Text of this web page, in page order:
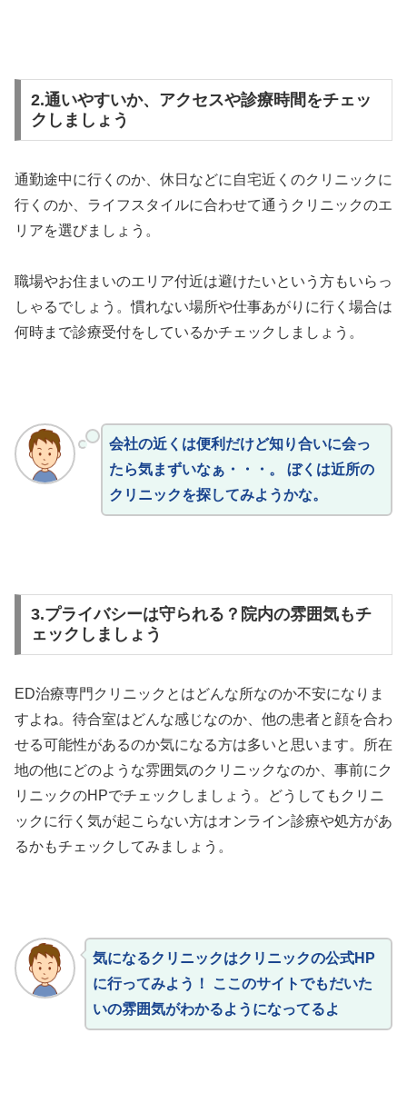
2.通いやすいか、アクセスや診療時間をチェッ
クしましょう
通勤途中に行くのか、休日などに自宅近くのクリニックに
行くのか、ライフスタイルに合わせて通うクリニックのエ
リアを選びましょう。
職場やお住まいのエリア付近は避けたいという方もいらっ
しゃるでしょう。慣れない場所や仕事あがりに行く場合は
何時まで診療受付をしているかチェックしましょう。
会社の近くは便利だけど知り合いに会っ
たら気まずいなぁ・・・。 ぼくは近所の
クリニックを探してみようかな。
3.プライバシーは守られる？院内の雰囲気もチ
ェックしましょう
ED治療専門クリニックとはどんな所なのか不安になりま
すよね。待合室はどんな感じなのか、他の患者と顔を合わ
せる可能性があるのか気になる方は多いと思います。所在
地の他にどのような雰囲気のクリニックなのか、事前にク
リニックのHPでチェックしましょう。どうしてもクリニ
ックに行く気が起こらない方はオンライン診療や処方があ
るかもチェックしてみましょう。
気になるクリニックはクリニックの公式HP
に行ってみよう！ ここのサイトでもだいた
いの雰囲気がわかるようになってるよ